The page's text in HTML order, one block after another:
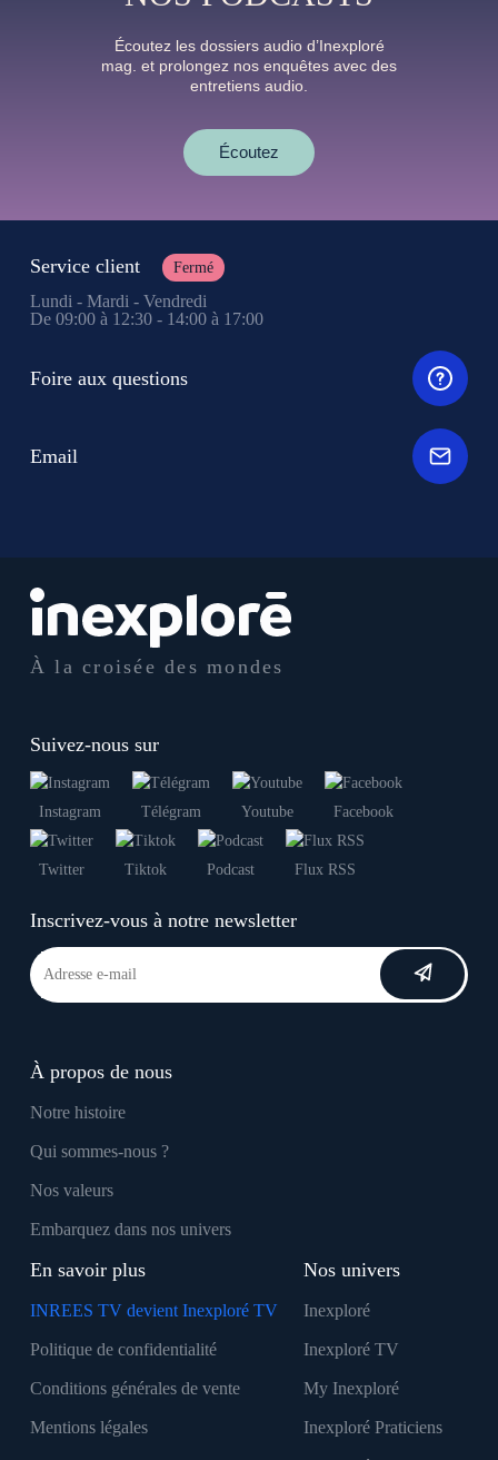
Écoutez les dossiers audio d’Inexploré
mag. et prolongez nos enquêtes avec des
entretiens audio.
Écoutez
À la croisée des mondes
Suivez-nous sur
Instagram Télégram Youtube Facebook
Twitter Tiktok Podcast Flux RSS
Inscrivez-vous à notre newsletter
À propos de nous
Notre histoire
Qui sommes-nous ?
Nos valeurs
Embarquez dans nos univers
En savoir plus
INREES TV devient Inexploré TV
Politique de confidentialité
Conditions générales de vente
Mentions légales
Nos univers
Inexploré
Inexploré TV
My Inexploré
Inexploré Praticiens
Service client Fermé
Lundi - Mardi - Vendredi
De 09:00 à 12:30 - 14:00 à 17:00
Foire aux questions
Email